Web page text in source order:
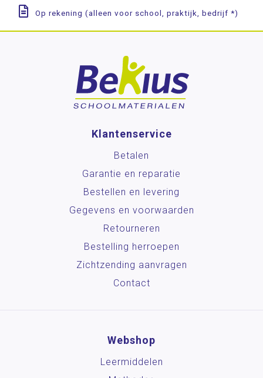
Op rekening (alleen voor school, praktijk, bedrijf *)
Klantenservice
Betalen
Garantie en reparatie
Bestellen en levering
Gegevens en voorwaarden
Retourneren
Bestelling herroepen
Zichtzending aanvragen
Contact
Webshop
Leermiddelen